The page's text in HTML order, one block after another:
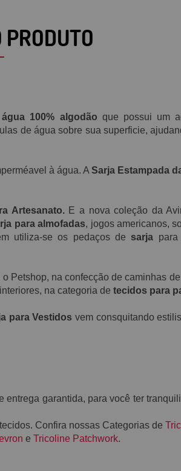
100% algodão que possui um
de água sobre sua superficie,
à água. A Sarja Estampada
Artesanato.E a nova coleção da
para almofadas, jogos americanos,
utiliza-se os pedaços de sarja
Petshop, na confecção de caminhas
na categoria de tecidos para
para Vestidos vem consquitando
entrega garantida, para você ter
Confira nossas Categorias de
e Tricoline Patchwork.